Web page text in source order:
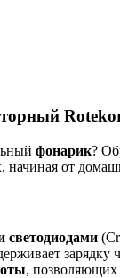
фонарик?
от
светодиодами
зарядку
, позволяющих